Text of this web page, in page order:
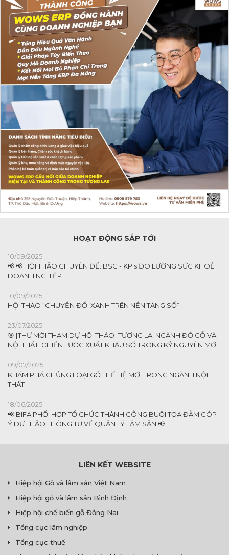
HOẠT ĐỘNG SẮP TỚI
10/09/2025
📢 📢 HỘI THẢO CHUYÊN ĐỀ: BSC - KPIs ĐO LƯỜNG SỨC KHOẺ
DOANH NGHIỆP
10/09/2025
HỘI THẢO “CHUYỂN ĐỔI XANH TRÊN NỀN TẢNG SỐ”
23/07/2025
🎯 [THƯ MỜI THAM DỰ HỘI THẢO] TƯƠNG LAI NGÀNH ĐỒ GỖ VÀ
NỘI THẤT: CHIẾN LƯỢC XUẤT KHẨU SỐ TRONG KỶ NGUYÊN MỚI
09/07/2025
KHÁM PHÁ CHỦNG LOẠI GỖ THẾ HỆ MỚI TRONG NGÀNH NỘI
THẤT
18/06/2025
📢 BIFA PHỐI HỢP TỔ CHỨC THÀNH CÔNG BUỔI TỌA ĐÀM GÓP
Ý DỰ THẢO THÔNG TƯ VỀ QUẢN LÝ LÂM SẢN 📢
LIÊN KẾT WEBSITE
Hiệp hội Gỗ và lâm sản Việt Nam
Hiệp hội gỗ và lâm sản Bình Định
Hiệp hội chế biến gỗ Đồng Nai
Tổng cục lâm nghiệp
Tổng cục thuế